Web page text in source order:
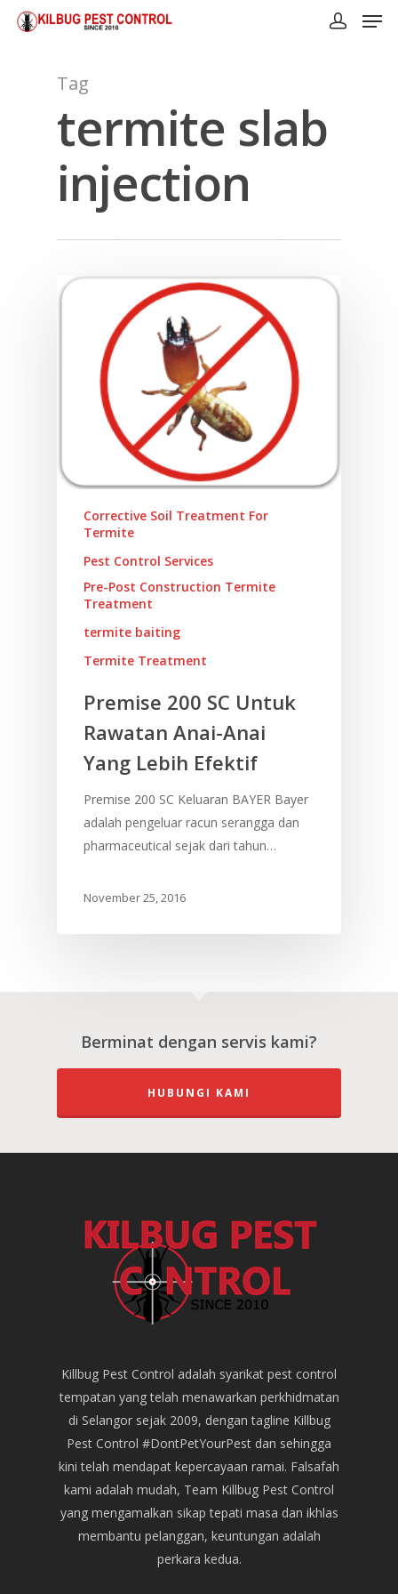
Tag
termite slab
injection
Corrective Soil Treatment For
Termite
Pest Control Services
Pre-Post Construction Termite
Treatment
termite baiting
Termite Treatment
Premise 200 SC Untuk
Rawatan Anai-Anai
Yang Lebih Efektif
Premise 200 SC Keluaran BAYER Bayer
adalah pengeluar racun serangga dan
pharmaceutical sejak dari tahun…
November 25, 2016
Berminat dengan servis kami?
HUBUNGI KAMI
Killbug Pest Control adalah syarikat pest control
tempatan yang telah menawarkan perkhidmatan
di Selangor sejak 2009, dengan tagline Killbug
Pest Control #DontPetYourPest dan sehingga
kini telah mendapat kepercayaan ramai. Falsafah
kami adalah mudah, Team Killbug Pest Control
yang mengamalkan sikap tepati masa dan ikhlas
membantu pelanggan, keuntungan adalah
perkara kedua.
Utama
Mengenai Kami
Blog
Servis Kami
(Termite Baiting